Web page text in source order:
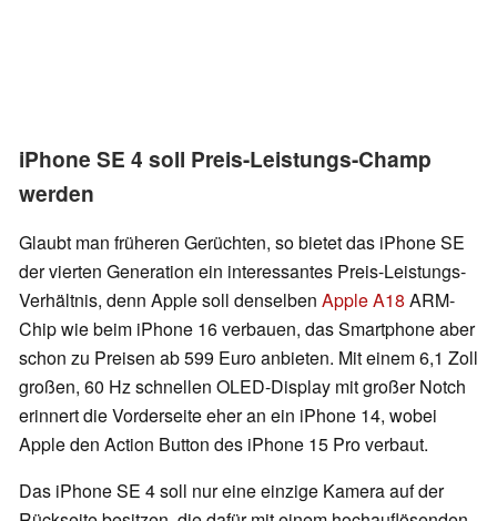
iPhone SE 4 soll Preis-Leistungs-Champ
werden
Glaubt man früheren Gerüchten, so bietet das iPhone SE
der vierten Generation ein interessantes Preis-Leistungs-
Verhältnis, denn Apple soll denselben Apple A18 ARM-
Chip wie beim iPhone 16 verbauen, das Smartphone aber
schon zu Preisen ab 599 Euro anbieten. Mit einem 6,1 Zoll
großen, 60 Hz schnellen OLED-Display mit großer Notch
erinnert die Vorderseite eher an ein iPhone 14, wobei
Apple den Action Button des iPhone 15 Pro verbaut.
Das iPhone SE 4 soll nur eine einzige Kamera auf der